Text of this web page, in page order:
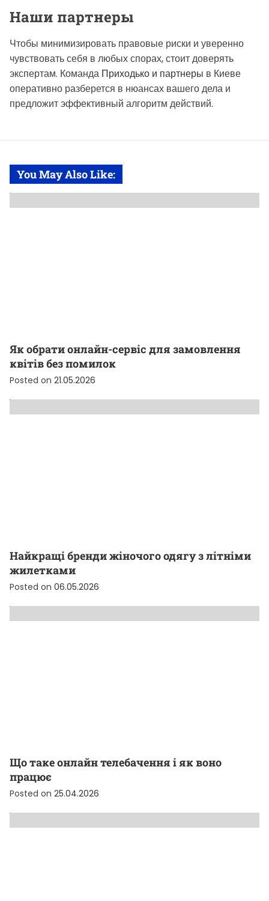
Наши партнеры
Чтобы минимизировать правовые риски и уверенно
чувствовать себя в любых спорах, стоит доверять
экспертам. Команда Приходько и партнеры в Киеве
оперативно разберется в нюансах вашего дела и
предложит эффективный алгоритм действий.
You May Also Like:
Як обрати онлайн-сервіс для замовлення
квітів без помилок
Posted on 21.05.2026
Найкращі бренди жіночого одягу з літніми
жилетками
Posted on 06.05.2026
Що таке онлайн телебачення і як воно
працює
Posted on 25.04.2026